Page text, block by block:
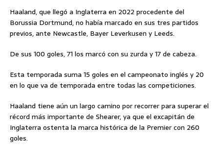
Haaland, que llegó a Inglaterra en 2022 procedente del
Borussia Dortmund, no había marcado en sus tres partidos
previos, ante Newcastle, Bayer Leverkusen y Leeds.
De sus 100 goles, 71 los marcó con su zurda y 17 de cabeza.
Esta temporada suma 15 goles en el campeonato inglés y 20
en lo que va de temporada entre todas las competiciones.
Haaland tiene aún un largo camino por recorrer para superar el
récord más importante de Shearer, ya que el excapitán de
Inglaterra ostenta la marca histórica de la Premier con 260
goles.